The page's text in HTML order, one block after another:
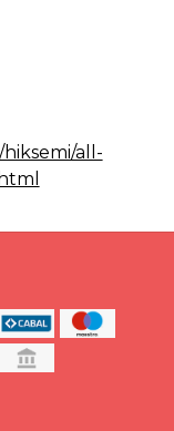
all-